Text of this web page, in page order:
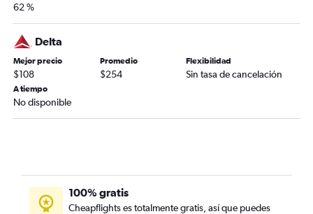
62 %
Delta
Mejor precio
$108
Promedio
$254
Flexibilidad
Sin tasa de cancelación
A tiempo
No disponible
100% gratis
Cheapflights es totalmente gratis, así que puedes